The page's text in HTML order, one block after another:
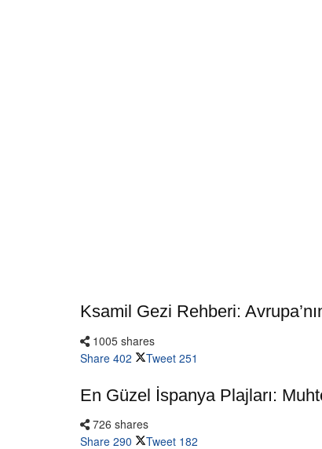
Ksamil Gezi Rehberi:
1005 shares
Share 402 Tweet 251
En Güzel İspanya Plajları:
726 shares
Share 290 Tweet 182